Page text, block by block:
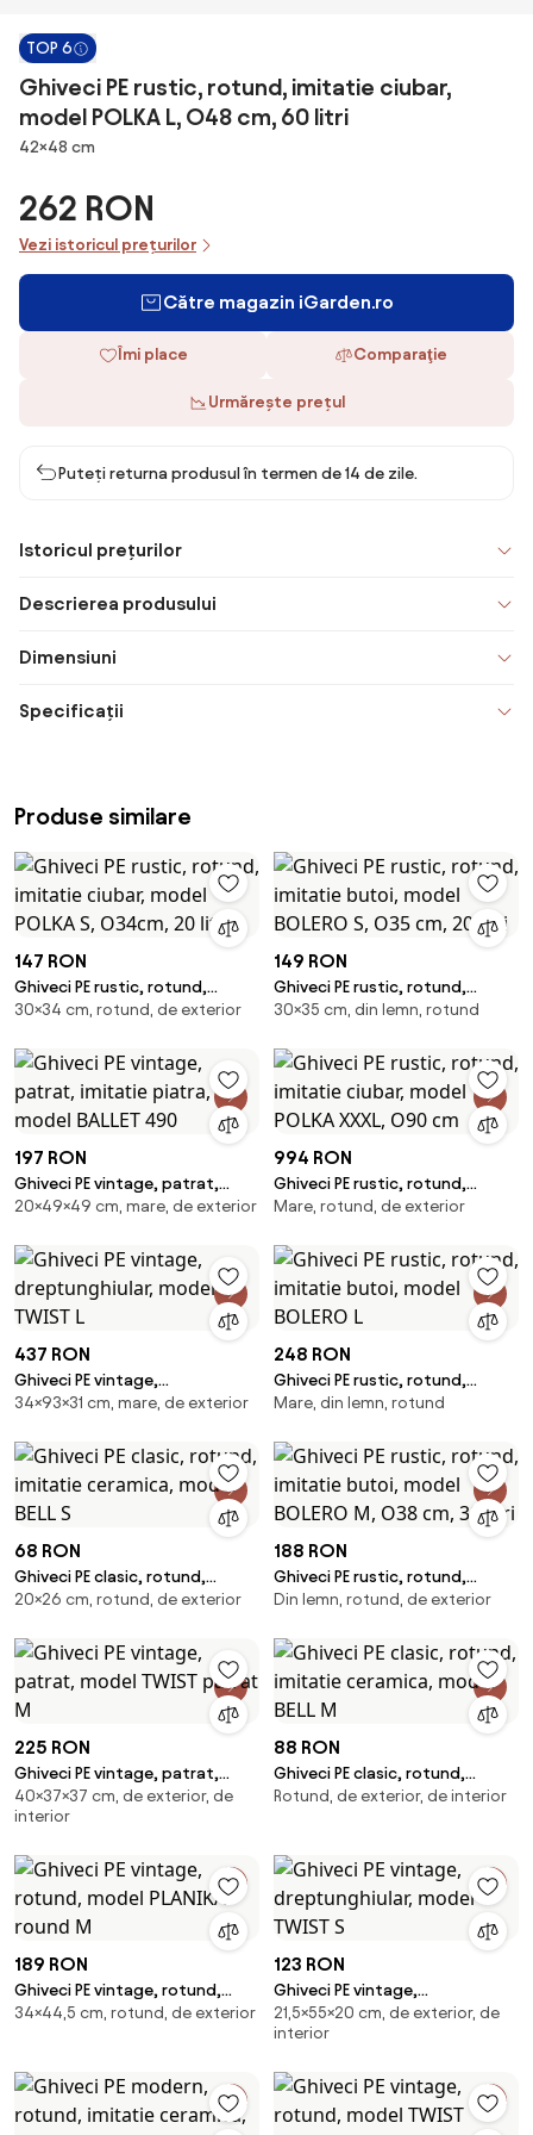
TOP 6
Ghiveci PE rustic, rotund, imitatie ciubar,
model POLKA L, O48 cm, 60 litri
Dimensiuni
42×48 cm
262 RON
Vezi istoricul prețurilor
Către magazin iGarden.ro
Îmi place Comparaţie
Urmărește prețul
Puteți returna produsul în termen de 14 de zile.
Istoricul prețurilor
Descrierea produsului
Dimensiuni
Specificații
Produse similare
147 RON
Ghiveci PE rustic, rotund,
imitatie ciubar, model POLKA S,
30×34 cm, rotund, de exterior
149 RON
Ghiveci PE rustic, rotund,
imitatie butoi, model BOLERO S,
30×35 cm, din lemn, rotund
197 RON
Ghiveci PE vintage, patrat,
imitatie piatra, model BALLET
20×49×49 cm, mare, de exterior
994 RON
Ghiveci PE rustic, rotund,
imitatie ciubar, model POLKA
Mare, rotund, de exterior
437 RON
Ghiveci PE vintage,
dreptunghiular, model TWIST L
34×93×31 cm, mare, de exterior
248 RON
Ghiveci PE rustic, rotund,
imitatie butoi, model BOLERO L
Mare, din lemn, rotund
68 RON
Ghiveci PE clasic, rotund,
imitatie ceramica, model BELL S
20×26 cm, rotund, de exterior
188 RON
Ghiveci PE rustic, rotund,
imitatie butoi, model BOLERO
Din lemn, rotund, de exterior
225 RON
Ghiveci PE vintage, patrat,
model TWIST patrat M
40×37×37 cm, de exterior, de
interior
88 RON
Ghiveci PE clasic, rotund,
imitatie ceramica, model BELL M
Rotund, de exterior, de interior
189 RON
Ghiveci PE vintage, rotund,
model PLANIKA round M
34×44,5 cm, rotund, de exterior
123 RON
Ghiveci PE vintage,
dreptunghiular, model TWIST S
21,5×55×20 cm, de exterior, de
interior